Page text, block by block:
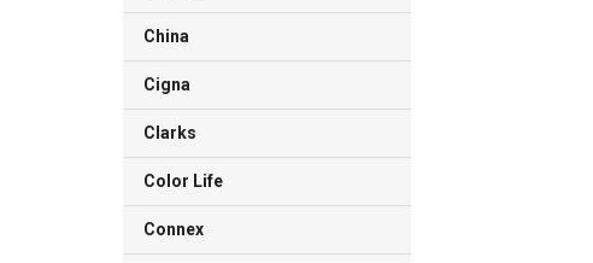
China
Cigna
Clarks
Color Life
Connex